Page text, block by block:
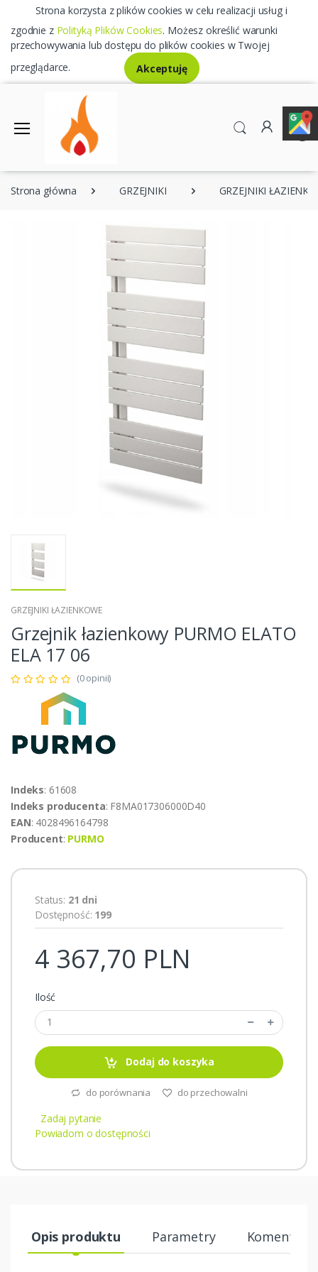
Strona korzysta z plików cookies w celu realizacji usług i
zgodnie z Polityką Plików Cookies. Możesz określić warunki
przechowywania lub dostępu do plików cookies w Twojej
przeglądarce.
Akceptuję
0
Strona główna GRZEJNIKI GRZEJNIKI
GRZEJNIKI ŁAZIENKOWE
Grzejnik łazienkowy PURMO ELATO
ELA 17 06
(0 opinii)
Indeks: 61608
Indeks producenta: F8MA017306000D40
EAN: 4028496164798
Producent: PURMO
Status: 21 dni
Dostępność: 199
4 367,70 PLN
Ilość
Dodaj do koszyka
do porównania do przechowalni
Zadaj pytanie
Powiadom o dostępności
Opis produktu Parametry